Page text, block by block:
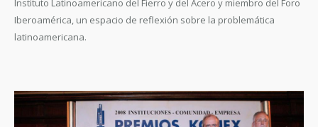
Instituto Latinoamericano del Fierro y del Acero y miembro del Foro
Iberoamérica, un espacio de reflexión sobre la problemática
latinoamericana.